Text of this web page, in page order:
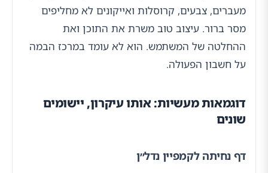
מעברים, צבעים, קרוסלות ואייקונים לא מחליפים
מסר ברור. עיצוב טוב משרת את התוכן ואת
ההחלטה של המשתמש. הוא לא עומד במרכז הבמה
על חשבון הפעולה.
דוגמאות מעשיות: אותו עיקרון, יישומים
שונים
דף נחיתה לקמפיין נדל״ן